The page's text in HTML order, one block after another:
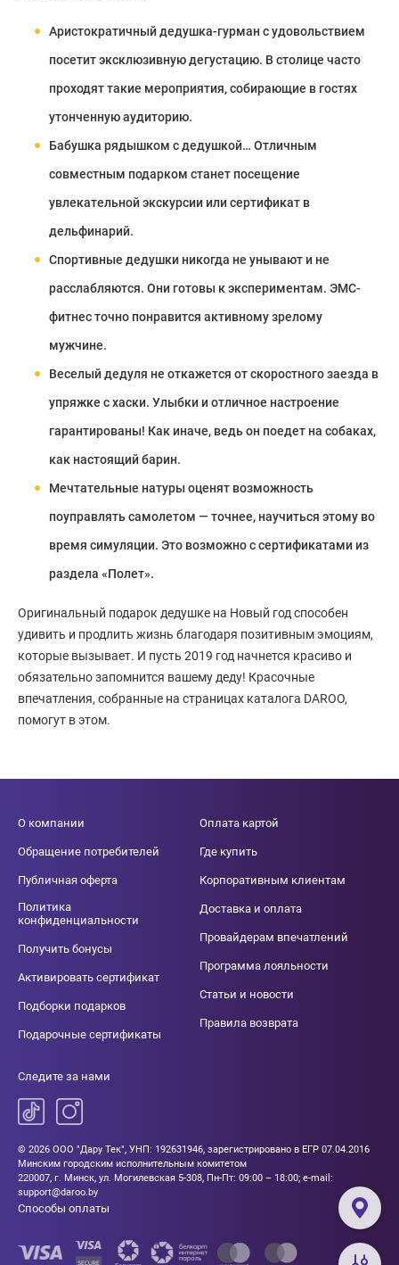
Аристократичный дедушка-гурман с удовольствием
посетит эксклюзивную дегустацию. В столице часто
проходят такие мероприятия, собирающие в гостях
утонченную аудиторию.
Бабушка рядышком с дедушкой… Отличным
совместным подарком станет посещение
увлекательной экскурсии или сертификат в
дельфинарий.
Спортивные дедушки никогда не унывают и не
расслабляются. Они готовы к экспериментам. ЭМС-
фитнес точно понравится активному зрелому
мужчине.
Веселый дедуля не откажется от скоростного заезда в
упряжке с хаски. Улыбки и отличное настроение
гарантированы! Как иначе, ведь он поедет на собаках,
как настоящий барин.
Мечтательные натуры оценят возможность
поуправлять самолетом — точнее, научиться этому во
время симуляции. Это возможно с сертификатами из
раздела «Полет».
Оригинальный подарок дедушке на Новый год способен
удивить и продлить жизнь благодаря позитивным эмоциям,
которые вызывает. И пусть 2019 год начнется красиво и
обязательно запомнится вашему деду! Красочные
впечатления, собранные на страницах каталога DAROO,
помогут в этом.
О компании
Обращение потребителей
Публичная оферта
Политика
конфиденциальности
Получить бонусы
Активировать сертификат
Подборки подарков
Подарочные сертификаты
Оплата картой
Где купить
Корпоративным клиентам
Доставка и оплата
Провайдерам впечатлений
Программа лояльности
Статьи и новости
Правила возврата
Следите за нами
© 2026 ООО "Дару Тек", УНП: 192631946, зарегистрировано в ЕГР 07.04.2016
Минским городским исполнительным комитетом
220007, г. Минск, ул. Могилевская 5-308, Пн-Пт: 09:00 – 18:00; e-mail:
support@daroo.by
Способы оплаты